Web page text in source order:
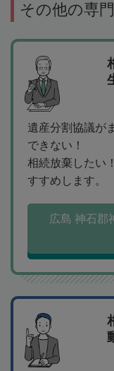
その他の専
遺産分割協議が
できない！
相続放棄したい
すすめします。
広島 神石郡